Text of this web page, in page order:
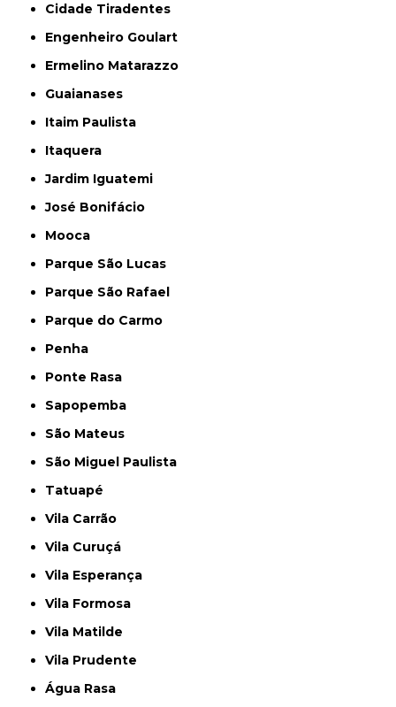
Cidade Tiradentes
Engenheiro Goulart
Ermelino Matarazzo
Guaianases
Itaim Paulista
Itaquera
Jardim Iguatemi
José Bonifácio
Mooca
Parque São Lucas
Parque São Rafael
Parque do Carmo
Penha
Ponte Rasa
Sapopemba
São Mateus
São Miguel Paulista
Tatuapé
Vila Carrão
Vila Curuçá
Vila Esperança
Vila Formosa
Vila Matilde
Vila Prudente
Água Rasa